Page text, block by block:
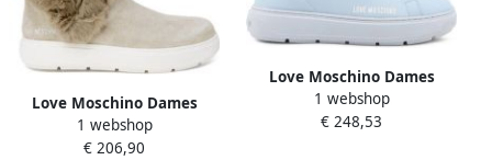
Love Moschino Dames
Winterlaarzen Herfst Winter
Collectie Beige Dames
1 webshop
€ 206,90
Love Moschino Dames
Leren Sneakers Stijl
Ja15304G1Gia0 Blauw
1 webshop
€ 248,53